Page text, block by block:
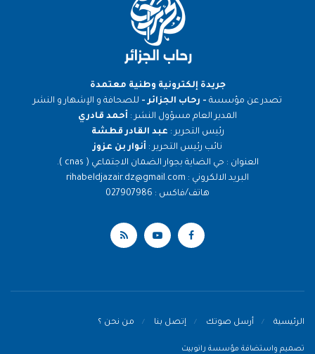
جريدة إلكترونية وطنية معتمدة
تصدر عن مؤسسة - رحاب الجزائر - للصحافة و الإشهار و النشر
المدير العام مسؤول النشر : أحمد قادري
رئيس التحرير : عبد القادر قطشة
نائب رئيس التحرير : أنوار بن عزوز
العنوان : حي الضاية بجوار الضمان الاجتماعي ( cnas ).
البريد الالكروني : rihabeldjazair.dz@gmail.com
هاتف/فاكس : 027907986
الرئيسية أرسل صوتك إتصل بنا من نحن ؟
تصميم واستضافة مؤسسة رانوبيت